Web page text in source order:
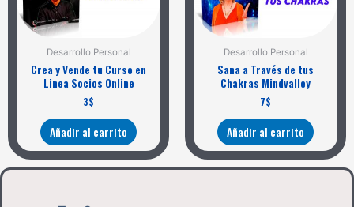
Desarrollo Personal
Crea y Vende tu Curso en
Linea Socios Online
3$
Añadir al carrito
Desarrollo Personal
Sana a Través de tus
Chakras Mindvalley
7$
Añadir al carrito